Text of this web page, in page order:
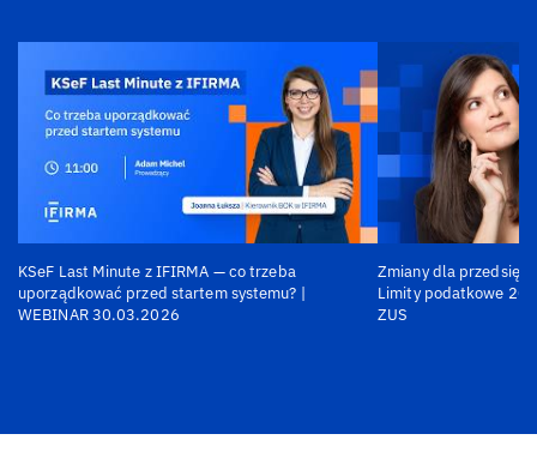
KSeF Last Minute z IFIRMA — co trzeba
uporządkować przed startem systemu? |
WEBINAR 30.03.2026
Zmiany dla
Limity podatkowe
ZUS